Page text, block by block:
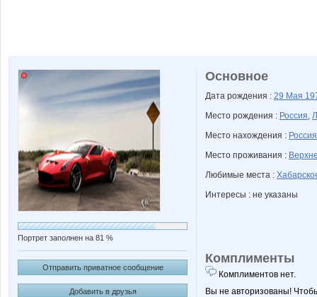
Портрет заполнен на 81 %
Отправить приватное сообщение
Добавить в друзья
Основное
Дата рождения : 29 Мая
Место рождения : Россия,
Место нахождения : Россия
Место проживания :
Любимые места :
Интересы : не указаны
Комплименты
Комплиментов нет.
Вы не авторизованы!